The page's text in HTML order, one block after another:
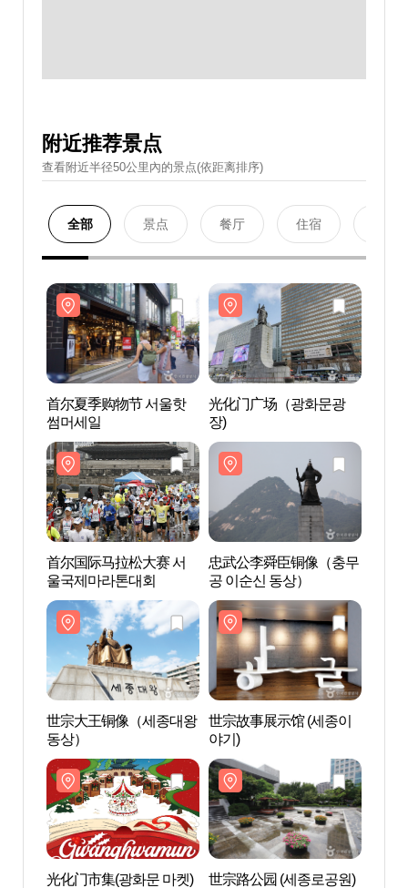
附近推荐景点
查看附近半径50公里內的景点(依距离排序)
全部 景点 餐厅 住宿
首尔夏季购物节 서울핫
썸머세일
光化门广场（광화문광
장)
首尔国际马拉松大赛 서
울국제마라톤대회
忠武公李舜臣铜像（충무
공 이순신 동상）
世宗大王铜像（세종대왕
동상）
世宗故事展示馆 (세종이
야기)
光化门市集(광화문 마켓) 世宗路公园 (세종로공원)